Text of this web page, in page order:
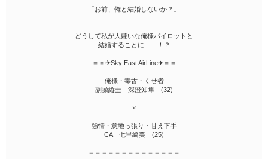
「お前、俺と結婚しないか？」
どうして私が大嫌いな俺様パイロットと
結婚することに――！？
＝＝✈Sky East AirLine✈＝＝
俺様・毒舌・くせ者
副操縦士 深澄知隼 (32)
×
強情・意地っ張り・甘え下手
CA 七里綺美 (25)
＝＝＝＝＝＝＝＝＝＝＝＝＝＝